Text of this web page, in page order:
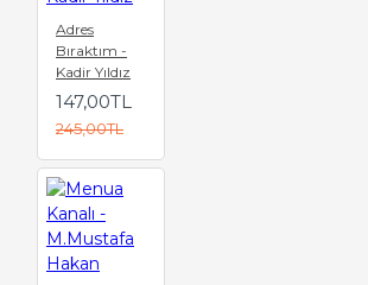
Adres
Bıraktım -
Kadir Yıldız
147,00TL
245,00TL